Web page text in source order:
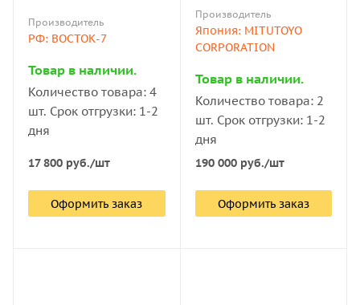
Производитель
РФ: ВОСТОК-7
Товар в наличии.
Количество товара: 4
шт. Срок отгрузки: 1-2
дня
17 800 руб./шт
Оформить заказ
Производитель
Япония: MITUTOYO
CORPORATION
Товар в наличии.
Количество товара: 2
шт. Срок отгрузки: 1-2
дня
190 000руб./шт
Оформить заказ